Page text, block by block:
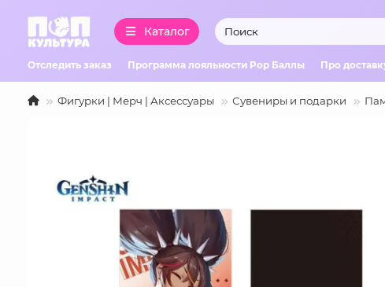
Каталог
Отследить заказ Программа лояльности Pop Баллы Про
Фигурки | Мерч | Аксессуары Сувениры и подарки